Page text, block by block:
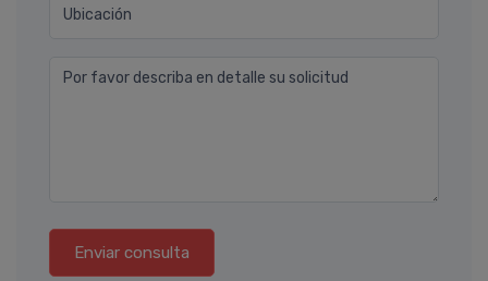
Ubicación
Por favor describa en detalle su solicitud
Enviar consulta